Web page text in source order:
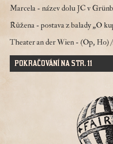
Marcela - název dolu JC v
Růžena - postava z balady „O
Theater an der Wien - (Op, Ho) /
POKRAČOVÁNÍ NA STR. 11